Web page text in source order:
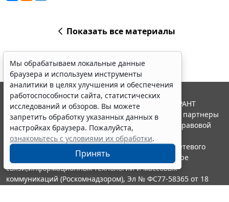
Показать все материалы
Мы обрабатываем локальные данные
браузера и используем инструменты
аналитики в целях улучшения и обеспечения
работоспособности сайта, статистических
исследований и обзоров. Вы можете
запретить обработку указанных данных в
настройках браузера. Пожалуйста,
ознакомьтесь с условиями их обработки.
Принять
© ООО "НПП "ГАРАНТ-СЕРВИС", 2026. Система ГАРАНТ
выпускается с 1990 года. Компания "Гарант" и ее партнеры
являются участниками Российской ассоциации правовой
информации ГАРАНТ.
Портал ГАРАНТ.РУ зарегистрирован в качестве сетевого
издания Федеральной службой по надзору в сфере
связи,информационных технологий и массовых
коммуникаций (Роскомнадзором), Эл № ФС77-58365 от 18